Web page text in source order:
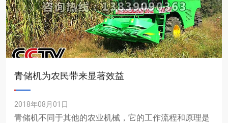
青储机为农民带来显著效益
2018年08月01日
青储机不同于其他的农业机械，它的工作流程和原理是